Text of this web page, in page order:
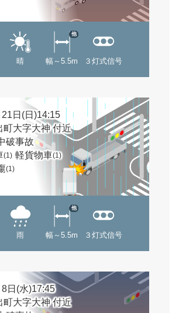
晴 幅～5.5m
他
３灯式信号
日(日)14:15
町大字大神 付近
破事故
(1) 軽貨物車(1)
(1)
雨 幅～5.5m
他
３灯式信号
日(水)17:45
町大字大神 付近